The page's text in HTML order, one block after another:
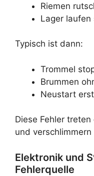
Riemen
Lager laufen
Typisch ist dann:
Trommel
Brummen
Neustart
Diese Fehler
und
Elektronik und
Fehlerquelle